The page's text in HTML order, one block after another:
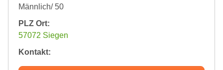
Männlich/ 50
PLZ Ort:
57072 Siegen
Kontakt: